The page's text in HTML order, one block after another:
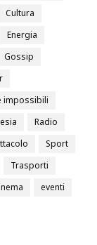
Cultura
Energia
Gossip
impossibili
Radio
Sport
Trasporti
eventi